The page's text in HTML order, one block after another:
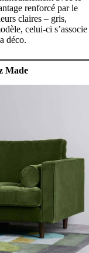
renforcé par le
claires – gris,
celui-ci s’associe
déco.
Made